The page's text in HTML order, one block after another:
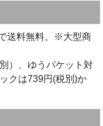
送料無料。※大型商
）、ゆうパケット対
クは739円(税別)か